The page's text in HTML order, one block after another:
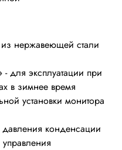
из нержавеющей стали
для эксплуатации при
в зимнее время
установки монитора
давления конденсации